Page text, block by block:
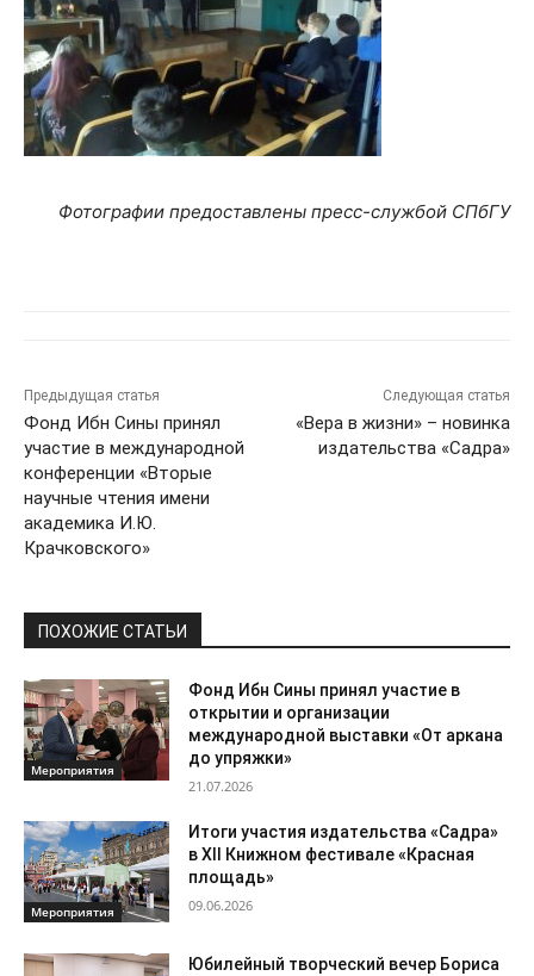
Фотографии предоставлены пресс-службой СПбГУ
Предыдущая статья
Фонд Ибн Сины принял
участие в международной
конференции «Вторые
научные чтения имени
академика И.Ю.
Крачковского»
Следующая статья
«Вера в жизни» – новинка
издательства «Садра»
ПОХОЖИЕ СТАТЬИ
Мероприятия
Фонд Ибн Сины принял участие в
открытии и организации
международной выставки «От аркана
до упряжки»
21.07.2026
Мероприятия
Итоги участия издательства «Садра»
в XII Книжном фестивале «Красная
площадь»
09.06.2026
Юбилейный творческий вечер Бориса